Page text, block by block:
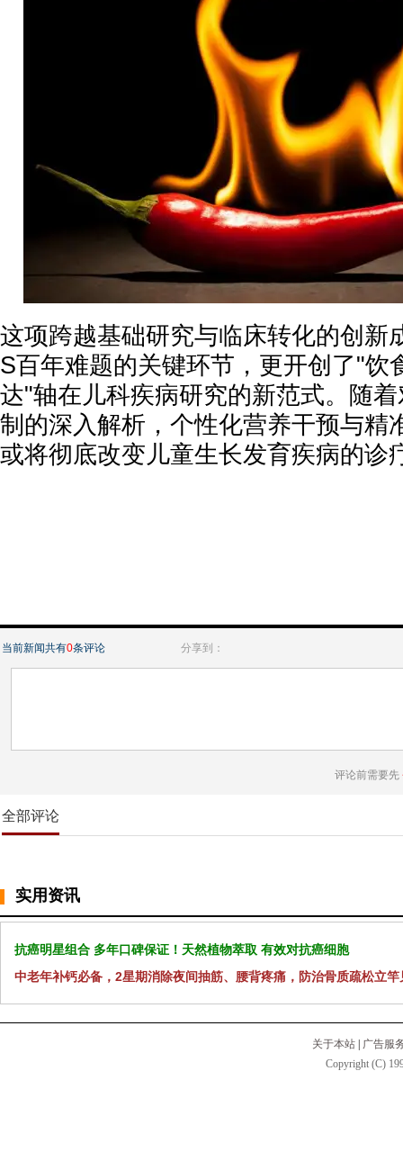
这项跨越基础研究与临床转化的创新
S百年难题的关键环节，更开创了"饮
达"轴在儿科疾病研究的新范式。随
制的深入解析，个性化营养干预与精
或将彻底改变儿童生长发育疾病的诊
当前新闻共有0条评论 分享到：
评论前需要先
全部评论
实用资讯
抗癌明星组合 多年口碑保证！天然植物萃取 有效对抗癌细胞
中老年补钙必备，2星期消除夜间抽筋、腰背疼痛，防治骨质疏松立竿
关于本站
广告服
Copyright (C)